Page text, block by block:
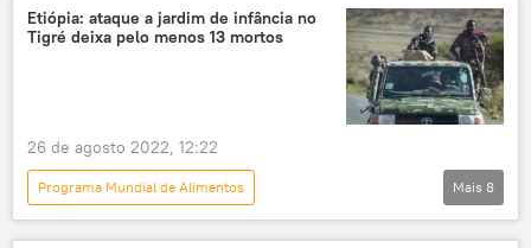
Mapa da Fome
combate à fome
erradicação da fome
pobreza
erradicação da pobreza
miséria
Brasil sem Miséria
Bolsa Família
auxílio
auxílio financeiro
auxílio estatal
Etiópia: ataque a jardim de infância no
Tigré deixa pelo menos 13 mortos
26 de agosto 2022, 12:22
Programa Mundial de Alimentos
Panorama internacional
África
Mais 8